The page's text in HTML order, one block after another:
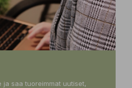
ja saa tuoreimmat uutiset,